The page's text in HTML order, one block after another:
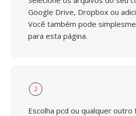
Google Drive, Dropbox ou
Você também pode
para esta página.
2
Escolha pcd ou qualquer